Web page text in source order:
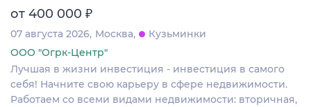
от 400 000 ₽
07 августа 2026 Москва
Кузьминки
ООО "Огрк-Центр"
Лучшая в жизни инвестиция - инвестиция в самого
себя! Начните свою карьеру в сфере недвижимости.
Работаем со всеми видами недвижимости: вторичная,